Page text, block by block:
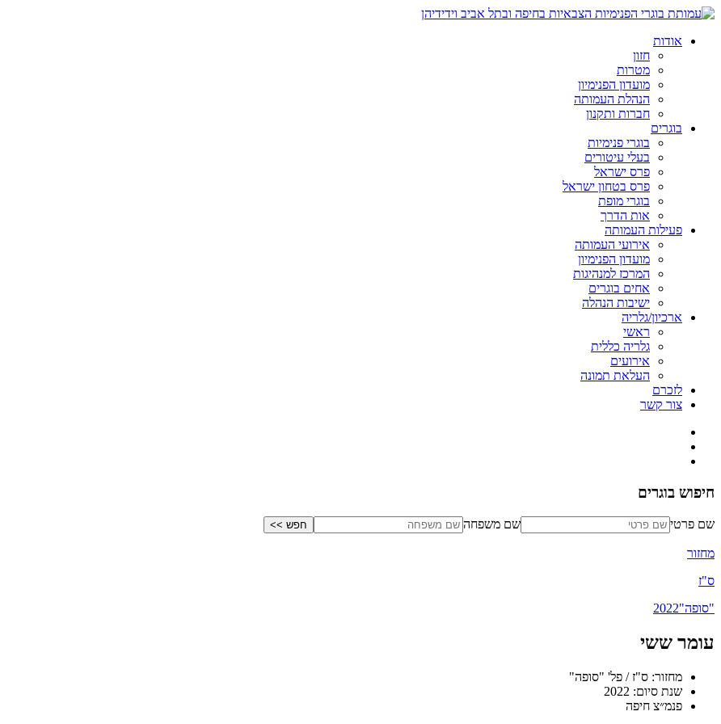
אודות
חזון
מטרות
מועדון הפנימיון
הנהלת העמותה
חברות ותקנון
בוגרים
בוגרי פנימיות
בעלי עיטורים
פרס ישראל
פרס בטחון ישראל
בוגרי מופת
אות הדרך
פעילות העמותה
אירועי העמותה
מועדון הפנימיון
המרכז למנהיגות
אחים בוגרים
ישיבות הנהלה
ארכיון/גלריה
ראשי
גלריה כללית
אירועים
העלאת תמונה
לזכרם
צור קשר
חיפוש בוגרים
שם פרטי שם משפחה
מחזור
ס"ז
"סופה"2022
עומר ששי
מחזור: ס"ז / פל' "סופה"
שנת סיום: 2022
פנמ״צ חיפה